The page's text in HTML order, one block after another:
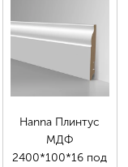
Hanna Плинтус
МДФ
2400*100*16 под